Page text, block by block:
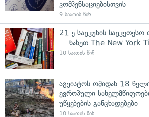
კომპენსაციებისთვის
9 საათის წინ
21-ე საუკუნის
— ნახეთ The New York
10 საათის წინ
აგვისტოს ომიდან 18
ევროპული
უწყებების განცხადებები
10 საათის წინ